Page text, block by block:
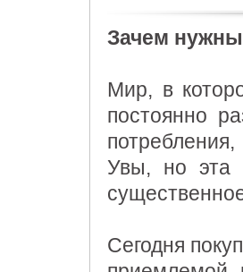
Зачем
Мир, в
постоянно
Увы, но эта
Сегодня